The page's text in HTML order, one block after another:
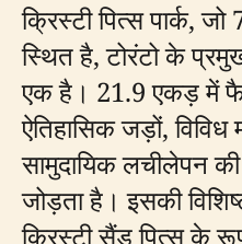
क्रिस्टी पित्स पार्क,
स्थित है, टोरंटो के
एक है। 21.9 एकड़ में
ऐतिहासिक जड़ों,
सामुदायिक लचीलेपन
जोड़ता है। इसकी
क्रिस्टी सैंड पित्स के